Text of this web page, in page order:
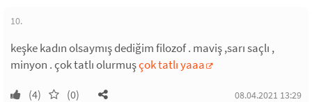
10.
keşke kadın olsaymış dediğim filozof . maviş ,sarı saçlı ,
minyon . çok tatlı olurmuşçok tatlı yaaa
(4) (0) 08.04.2021 13:29